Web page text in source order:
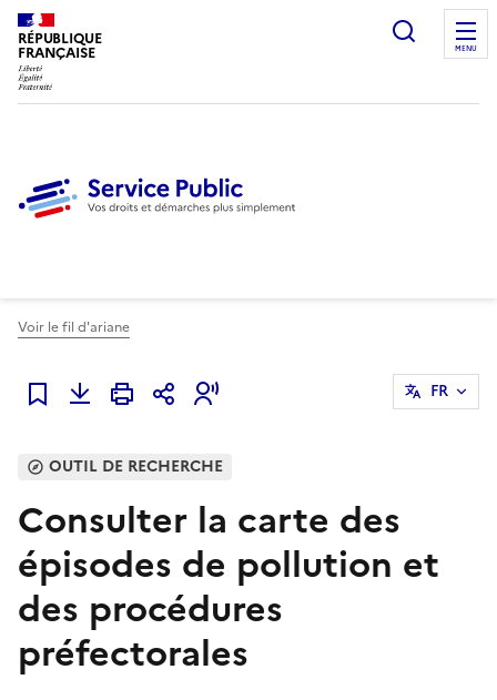
RÉPUBLIQUE
FRANÇAISE
Ouvrir
MENU
Voir le fil d'ariane
Ajouter à mes favoris
FR
OUTIL DE RECHERCHE
Consulter la carte des
épisodes de pollution et
des procédures
préfectorales